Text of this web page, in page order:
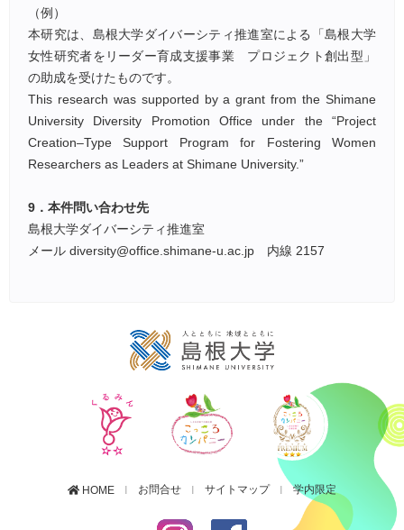
（例）
本研究は、島根大学ダイバーシティ推進室による「島根大学
女性研究者をリーダー育成支援事業 プロジェクト創出型」
の助成を受けたものです。
This research was supported by a grant from the Shimane
University Diversity Promotion Office under the “Project
Creation–Type Support Program for Fostering Women
Researchers as Leaders at Shimane University.”
9．本件問い合わせ先
島根大学ダイバーシティ推進室
メール diversity@office.shimane-u.ac.jp 内線 2157
HOME お問合せ サイトマップ 学内限定